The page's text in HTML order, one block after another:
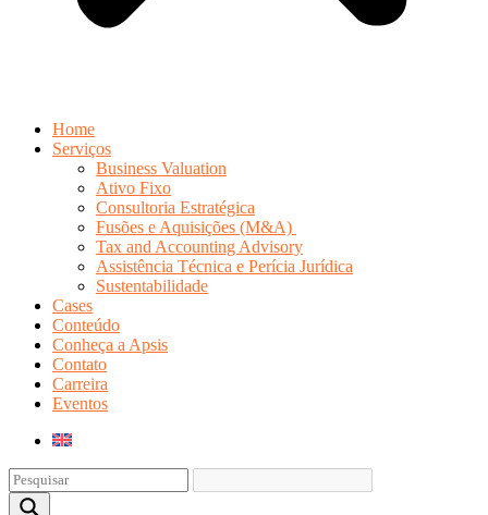
Home
Serviços
Business Valuation
Ativo Fixo
Consultoria Estratégica
Fusões e Aquisições (M&A)
Tax and Accounting Advisory
Assistência Técnica e Perícia Jurídica
Sustentabilidade
Cases
Conteúdo
Conheça a Apsis
Contato
Carreira
Eventos